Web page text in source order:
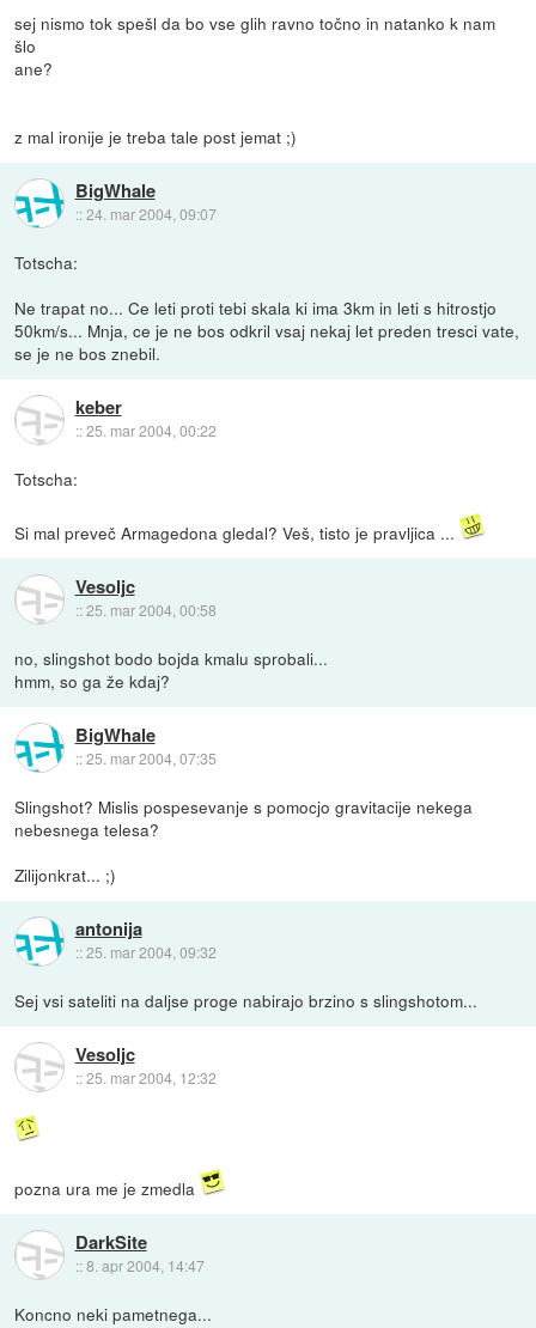
sej nismo tok spešl da bo vse glih ravno točno in natanko k nam
šlo
ane?
z mal ironije je treba tale post jemat ;)
BigWhale
::24. mar 2004, 09:07
Totscha:
Ne trapat no... Ce leti proti tebi skala ki ima 3km in leti s hitrostjo
50km/s... Mnja, ce je ne bos odkril vsaj nekaj let preden tresci vate,
se je ne bos znebil.
keber
::25. mar 2004, 00:22
Totscha:
Si mal preveč Armagedona gledal? Veš, tisto je pravljica ...
Vesoljc
::25. mar 2004, 00:58
no, slingshot bodo bojda kmalu sprobali...
hmm, so ga že kdaj?
BigWhale
::25. mar 2004, 07:35
Slingshot? Mislis pospesevanje s pomocjo gravitacije nekega
nebesnega telesa?
Zilijonkrat... ;)
antonija
::25. mar 2004, 09:32
Sej vsi sateliti na daljse proge nabirajo brzino s slingshotom...
Vesoljc
::25. mar 2004, 12:32
pozna ura me je zmedla
DarkSite
::8. apr 2004, 14:47
Koncno neki pametnega...